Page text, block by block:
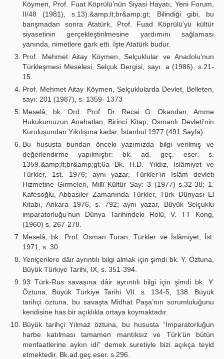
Köymen, Prof. Fuat Köprülü’nün Siyasi Hayatı, Yeni Forum,
II/48 (1981), s.13).&amp;lt;br&amp;gt; Bilindiği gibi, bu
banşmadan sonra Atatürk, Prof. Fuad Köprülü’yü kültür
siyasetinin gerçekleştirilmesine yardımını sağlaması
yanında, nimetlere gark etti. İşte Atatürk budur.
Prof. Mehmet Aitay Köymen, Selçuklular ve Anadolu’nun
Türkleşmesi Meselesi, Selçuk Dergisi, sayı: a (1986), s.21-
15.
Prof. Mehmet Aitay Köymen, Selçuklularda Devlet, Belleten,
sayı: 201 (1987), s. 1359- 1373
Meselâ, bk. Ord. Prof. Dr. Recai G. Okandan, Amme
Hukukumuzun Anahatlan, Birinci Kitap, Osmanlı Devleti’nin
Kuruluşundan Yıkılışına kadar, İstanbul 1977 (491 Sayfa).
Bu hususta bundan önceki yazımızda bilgi verilmiş ve
değerlendirme yapılmıştır: bk. ad. geç. eser. s.
1359.&amp;lt;br&amp;gt;6a Bk. H.D. Yıldız, İslâmiyet ve
Türkler, 1st. 1976; aynı yazar, Türkler’in İslâm devleti
Hizmetine Girmeleri, Millî Kültür Say: 3 (1977) s.32-38; 1.
Kafesoğlu, Abbasiler Zamanında Türkler, Türk Dünyası El
Kitabı, Ankara 1976, s. 792; aynı yazar, Büyük Selçuklu
imparatorluğu’nun Dünya Tarihindeki Rolü, V. TT Kong,
(1960) s. 267-278.
Meselâ, bk. Prof. Osman Turan, Türkler ve İslâmiyet, İst.
1971, s. 30.
Yeniçerilere dâir ayrıntılı bilgi almak için şimdi bk. Y. Öztuna,
Büyük Türkiye Tarihi, IX, s. 351-394.
93 Türk-Rus savaşına dâir ayrıntılı bilgi için şimdi bk. Y.
Öztuna, Büyük Türkiye Tarihi VII. s. 134-5, 138. Büyük
tarihçi öztuna, bu savaşta Midhat Paşa’nın sorumluluğunu
kendisine has bir açıklıkla ortaya koymaktadır.
Büyük tarihçi Yılmaz öztuna, bu hususta “İmparatorluğun
harbe katılması tamamen mantıksız ve Türk’ün bütün
menfaatlerine aykın idi" demek suretiyle bizi açıkça teyid
etmektedir. Bk.ad.geç.eser. s.296.